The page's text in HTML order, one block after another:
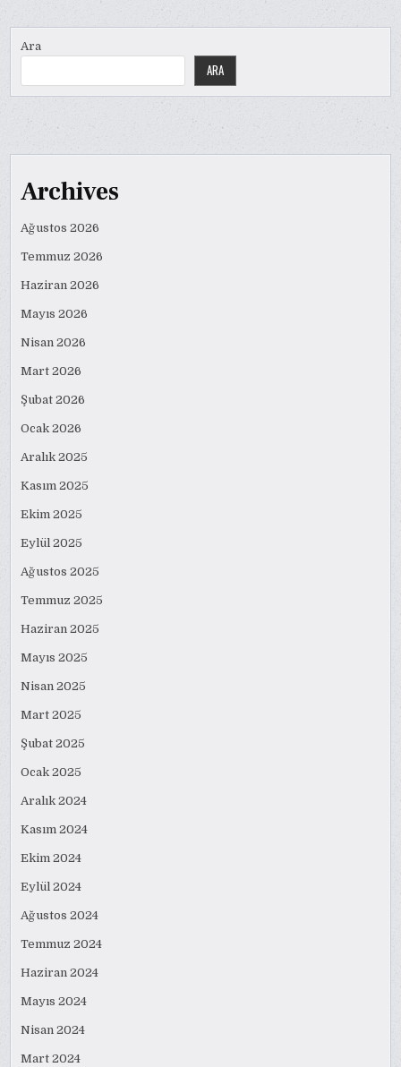
Ara
ARA
Archives
Ağustos 2026
Temmuz 2026
Haziran 2026
Mayıs 2026
Nisan 2026
Mart 2026
Şubat 2026
Ocak 2026
Aralık 2025
Kasım 2025
Ekim 2025
Eylül 2025
Ağustos 2025
Temmuz 2025
Haziran 2025
Mayıs 2025
Nisan 2025
Mart 2025
Şubat 2025
Ocak 2025
Aralık 2024
Kasım 2024
Ekim 2024
Eylül 2024
Ağustos 2024
Temmuz 2024
Haziran 2024
Mayıs 2024
Nisan 2024
Mart 2024